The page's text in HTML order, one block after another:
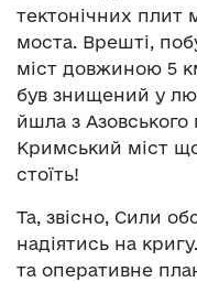
тектонічних плит
моста. Врешті,
міст довжиною 5
був знищений у
йшла з
Кримський міст
стоїть!
Та, звісно, Сили
надіятись на
та оперативне